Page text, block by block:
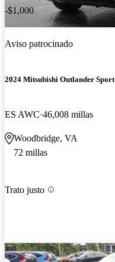
-$1,000
Aviso patrocinado
2024 Mitsubishi Outlander Sport
ES AWC 46,008 millas
Woodbridge, VA
72 millas
Trato justo